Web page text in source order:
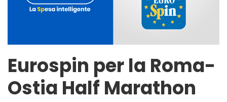
Eurospin per la Roma-
Ostia Half Marathon